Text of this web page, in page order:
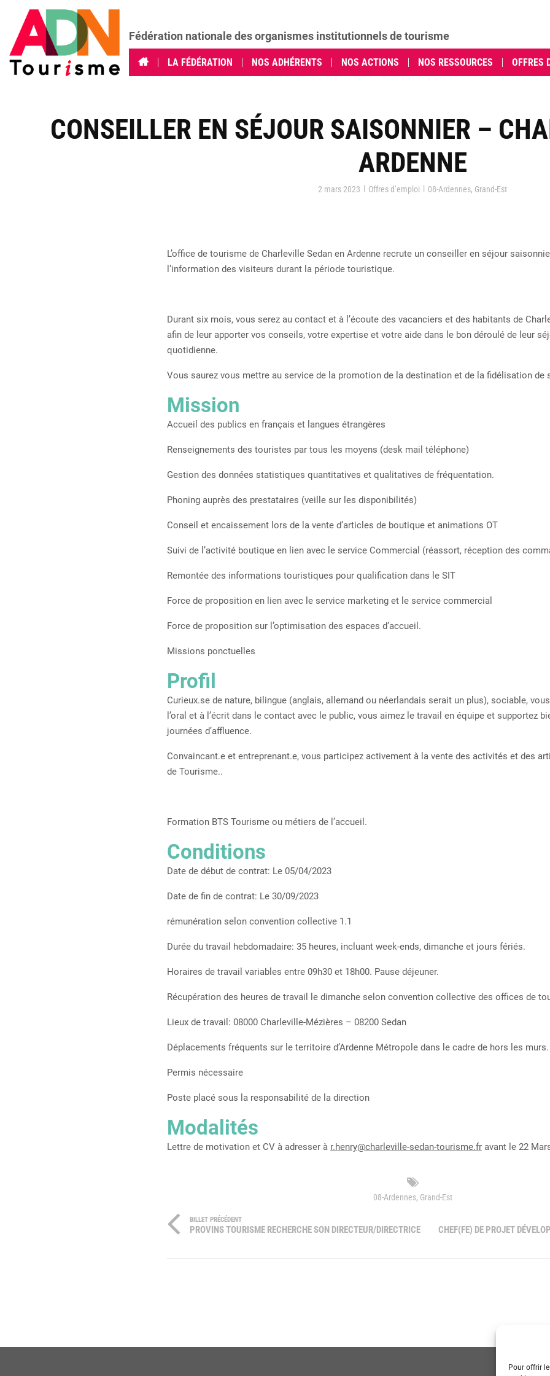
Pour offrir
Fédération nationale des organismes institutionnels de tourisme
LA FÉDÉRATION NOS ADHÉRENTS NOS ACTIONS NOS RESSOURCES OFFRES
CONSEILLER EN SÉJOUR SAISONNIER –
ARDENNE
2 mars 2023 | Offres d’emploi | 08-Ardennes, Grand-Est
L’office de tourisme de Charleville Sedan en Ardenne recrute un conseiller en séjour
l’information des visiteurs durant la période touristique.
Durant six mois, vous serez au contact et à l’écoute des vacanciers et des habitants de
afin de leur apporter vos conseils, votre expertise et votre aide dans le bon déroulé de leur
quotidienne.
Vous saurez vous mettre au service de la promotion de la destination et de la fidélisation de
Mission
Accueil des publics en français et langues étrangères
Renseignements des touristes par tous les moyens (desk mail téléphone)
Gestion des données statistiques quantitatives et qualitatives de fréquentation.
Phoning auprès des prestataires (veille sur les disponibilités)
Conseil et encaissement lors de la vente d’articles de boutique et animations OT
Suivi de l’activité boutique en lien avec le service Commercial (réassort, réception des
Remontée des informations touristiques pour qualification dans le SIT
Force de proposition en lien avec le service marketing et le service commercial
Force de proposition sur l’optimisation des espaces d’accueil.
Missions ponctuelles
Profil
Curieux.se de nature, bilingue (anglais, allemand ou néerlandais serait un plus), sociable,
l’oral et à l’écrit dans le contact avec le public, vous aimez le travail en équipe et supportez
journées d’affluence.
Convaincant.e et entreprenant.e, vous participez activement à la vente des activités et des
de Tourisme..
Formation BTS Tourisme ou métiers de l’accueil.
Conditions
Date de début de contrat: Le 05/04/2023
Date de fin de contrat: Le 30/09/2023
rémunération selon convention collective 1.1
Durée du travail hebdomadaire: 35 heures, incluant week-ends, dimanche et jours fériés.
Horaires de travail variables entre 09h30 et 18h00. Pause déjeuner.
Récupération des heures de travail le dimanche selon convention collective des offices de
Lieux de travail: 08000 Charleville-Mézières – 08200 Sedan
Déplacements fréquents sur le territoire d’Ardenne Métropole dans le cadre de hors les murs.
Permis nécessaire
Poste placé sous la responsabilité de la direction
Modalités
Lettre de motivation et CV à adresser à r.henry@charleville-sedan-tourisme.fr avant le 22
08-Ardennes, Grand-Est
BILLET PRÉCÉDENT
PROVINS TOURISME RECHERCHE SON DIRECTEUR/DIRECTRICE CHEF(FE) DE PROJET